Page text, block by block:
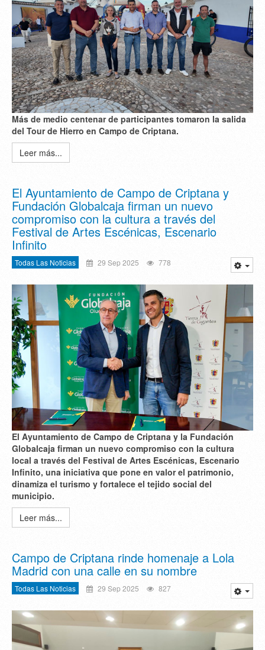
Más de medio centenar de participantes tomaron la salida
del Tour de Hierro en Campo de Criptana.
Leer más...
El Ayuntamiento de Campo de Criptana y
Fundación Globalcaja firman un nuevo
compromiso con la cultura a través del
Festival de Artes Escénicas, Escenario
Infinito
Todas Las Noticias 29 Sep 2025 778
El Ayuntamiento de Campo de Criptana y la Fundación
Globalcaja firman un nuevo compromiso con la cultura
local a través del Festival de Artes Escénicas, Escenario
Infinito, una iniciativa que pone en valor el patrimonio,
dinamiza el turismo y fortalece el tejido social del
municipio.
Leer más...
Campo de Criptana rinde homenaje a Lola
Madrid con una calle en su nombre
Todas Las Noticias 29 Sep 2025 827